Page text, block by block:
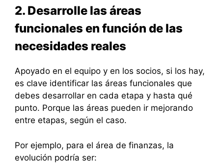
2. Desarrolle las áreas
funcionales en función de las
necesidades reales
Apoyado en el equipo y en los socios, si los hay,
es clave identificar las áreas funcionales que
debes desarrollar en cada etapa y hasta qué
punto. Porque las áreas pueden ir mejorando
entre etapas, según el caso.
Por ejemplo, para el área de finanzas, la
evolución podría ser: